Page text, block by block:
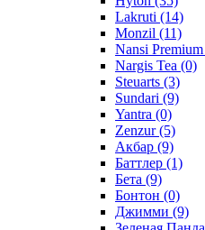
Lakruti (14)
Monzil (11)
Nansi Premium
Nargis Tea (0)
Steuarts (3)
Sundari (9)
Yantra (0)
Zenzur(5)
Акбар (9)
Баттлер (1)
Бета (9)
Бонтон (0)
Джимми (9)